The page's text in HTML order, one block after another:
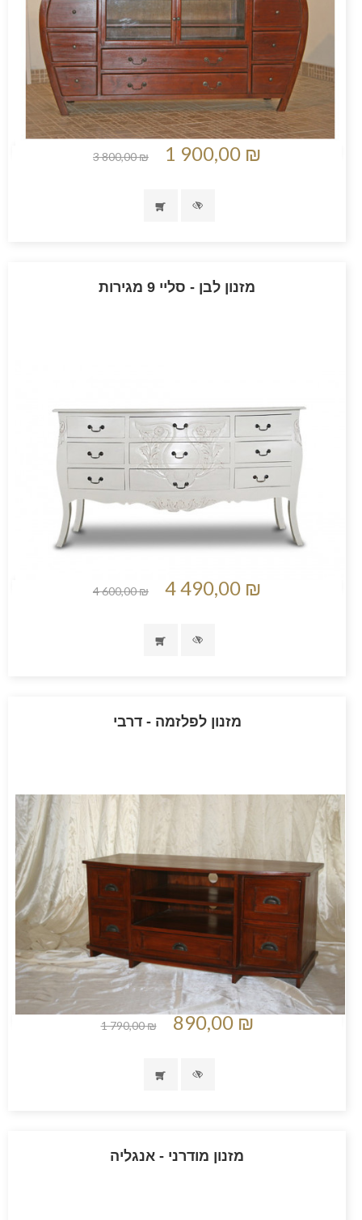
3 800,00 ₪ 1 900,00 ₪
מזנון לבן - סליי 9 מגירות
4 600,00 ₪ 4 490,00 ₪
מזנון לפלזמה - דרבי
1 790,00 ₪ 890,00 ₪
מזנון מודרני - אנגליה